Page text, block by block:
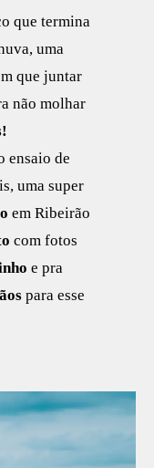
que termina
uma
que juntar
não molhar
ensaio de
uma super
em Ribeirão
com fotos
e pra
para esse